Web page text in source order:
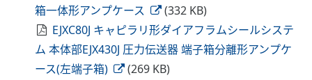
箱一体形アンプケース
(332 KB)
EJXC80J キャピラリ形ダイアフラムシールシステ
ム 本体部EJX430J 圧力伝送器 端子箱分離形アンプケ
ース(左端子箱)
(269 KB)